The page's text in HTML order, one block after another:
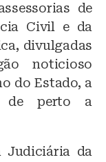
de
Civil e da
divulgadas
noticioso
do Estado, a
de perto a
Judiciária da